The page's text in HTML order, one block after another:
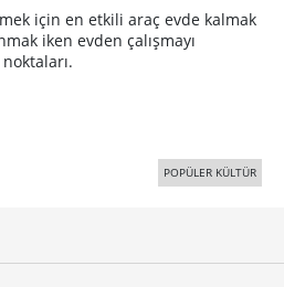
için en etkili araç evde kalmak
iken evden çalışmayı
POPÜLER KÜLTÜR